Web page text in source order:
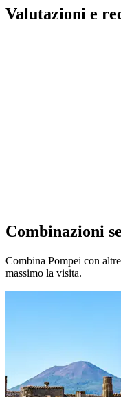
Valutazioni e
Combinazioni
Combina Pompei con
massimo la visita.